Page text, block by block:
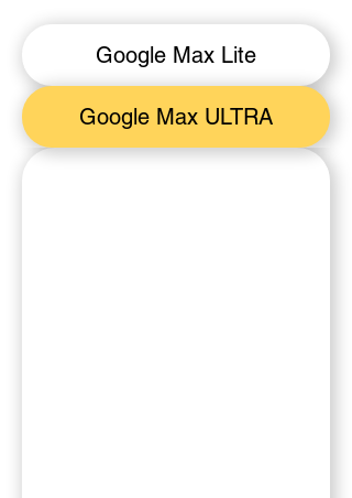
Google Max Lite
Google Max ULTRA